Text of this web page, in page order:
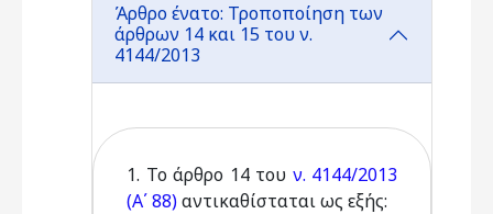
Άρθρο ένατο: Τροποποίηση των
άρθρων 14 και 15 του ν.
4144/2013
1. Το άρθρο 14 του ν. 4144/2013
(Α΄ 88)αντικαθίσταται ως εξής: